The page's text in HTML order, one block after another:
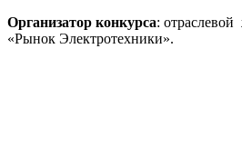
Организатор конкурса:
«Рынок Электротехники».